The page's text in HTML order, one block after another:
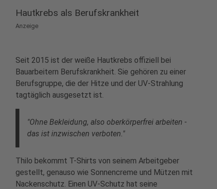
Hautkrebs als Berufskrankheit
Anzeige
Seit 2015 ist der weiße Hautkrebs offiziell bei
Bauarbeitern Berufskrankheit. Sie gehören zu einer
Berufsgruppe, die der Hitze und der UV-Strahlung
tagtäglich ausgesetzt ist.
"Ohne Bekleidung, also oberkörperfrei arbeiten -
das ist inzwischen verboten."
Thilo bekommt T-Shirts von seinem Arbeitgeber
gestellt, genauso wie Sonnencreme und Mützen mit
Nackenschutz. Einen UV-Schutz hat seine